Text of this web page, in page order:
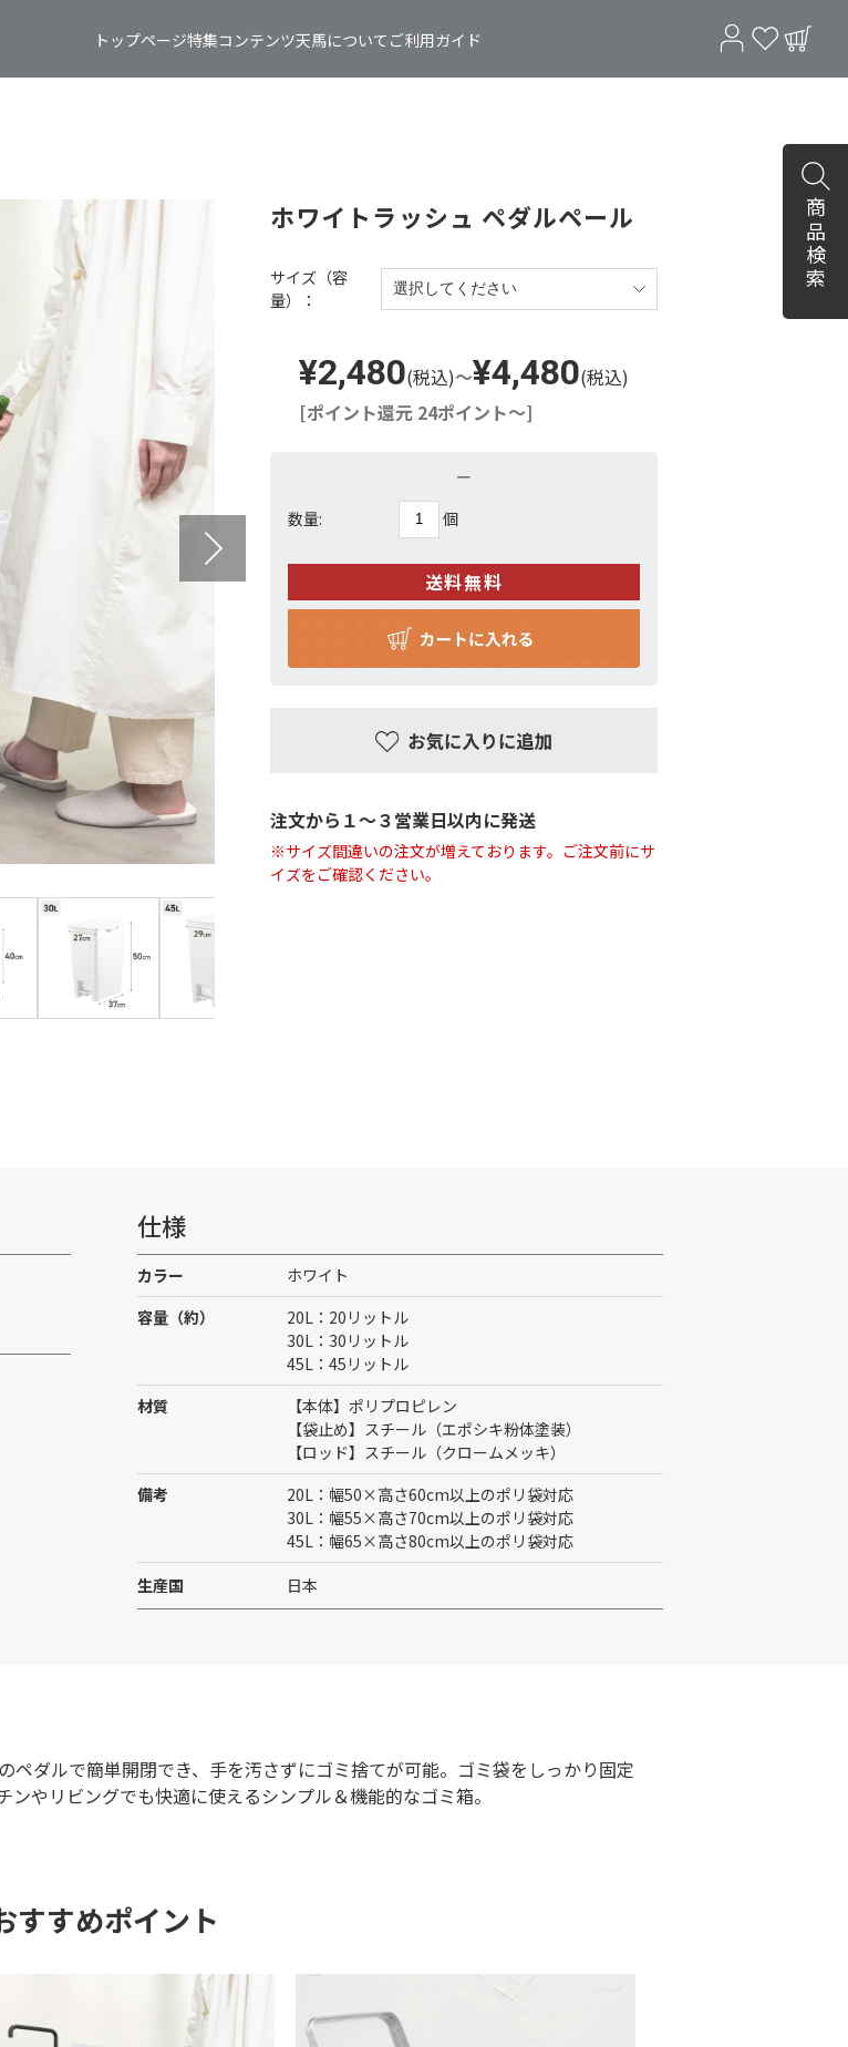
トップページ特集コンテンツ天馬について ご利用ガイド
ホワイトラッシュ ペダルペール
¥2,480(税込)～¥4,480(税込)
[ポイント還元 24ポイント～]
サイズ（容
量）：
－
数量: 個
注文から１〜３営業日以内に発送
※サイズ間違いの注文が増えております。ご注文前にサ
イズをご確認ください。
仕様
カラー
ホワイト
容量（約）
20L：20リットル
30L：30リットル
45L：45リットル
材質
【本体】ポリプロピレン
【袋止め】スチール（エポシキ粉体塗装）
【ロッド】スチール（クロームメッキ）
備考
20L：幅50×高さ60cm以上のポリ袋対応
30L：幅55×高さ70cm以上のポリ袋対応
45L：幅65×高さ80cm以上のポリ袋対応
生産国
日本
ダルで簡単開閉でき、手を汚さずにゴミ捨てが可能。ゴミ袋をしっかり固定
やリビングでも快適に使えるシンプル＆機能的なゴミ箱。
すすめポイント
商品検索